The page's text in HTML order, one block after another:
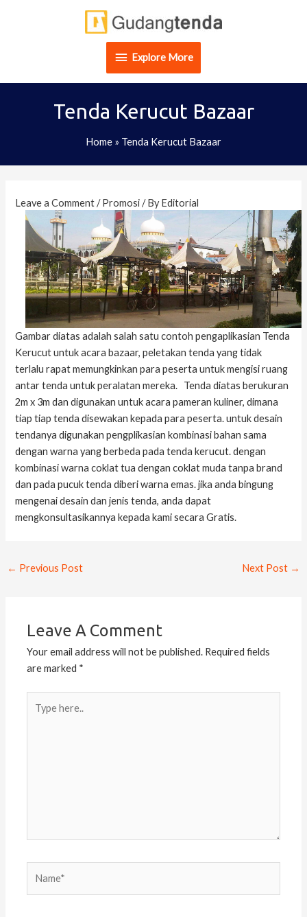
Explore
MoreExplore More
Tenda Kerucut Bazaar
Home » Tenda Kerucut Bazaar
Leave a Comment /Promosi/ ByEditorial
Gambar diatas adalah salah satu contoh pengaplikasian Tenda
Kerucut untuk acara bazaar, peletakan tenda yang tidak
terlalu rapat memungkinkan para peserta untuk mengisi ruang
antar tenda untuk peralatan mereka. Tenda diatas berukuran
2m x 3m dan digunakan untuk acara pameran kuliner, dimana
tiap tiap tenda disewakan kepada para peserta. untuk desain
tendanya digunakan pengplikasian kombinasi bahan sama
dengan warna yang berbeda pada tenda kerucut. dengan
kombinasi warna coklat tua dengan coklat muda tanpa brand
dan pada pucuk tenda diberi warna emas. jika anda bingung
mengenai desain dan jenis tenda, anda dapat
mengkonsultasikannya kepada kami secara Gratis.
← Previous Post Next Post →
Leave A Comment
Your email address will not be published. Required fields
are marked *
here..